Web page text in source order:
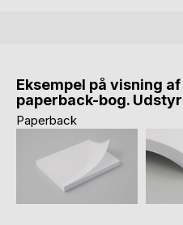
Eksempel på visning
paperback-bog.
Paperback